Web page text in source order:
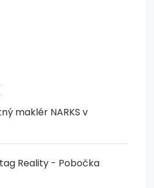
maklér NARKS v
Reality - Pobočka